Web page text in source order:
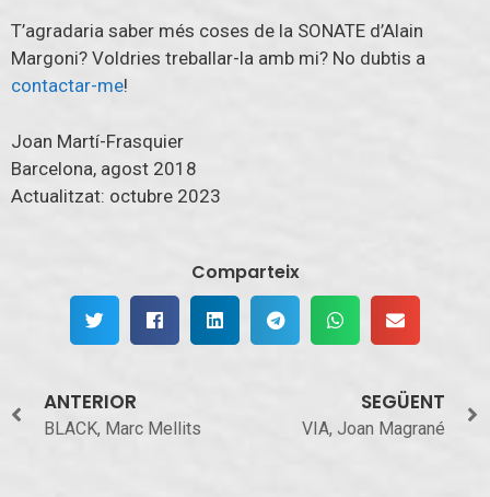
T’agradaria saber més coses de la SONATE d’Alain
Margoni? Voldries treballar-la amb mi? No dubtis a
contactar-me!
Joan Martí-Frasquier
Barcelona, agost 2018
Actualitzat: octubre 2023
Comparteix
ANTERIOR
BLACK, Marc Mellits
SEGÜENT
VIA, Joan Magrané